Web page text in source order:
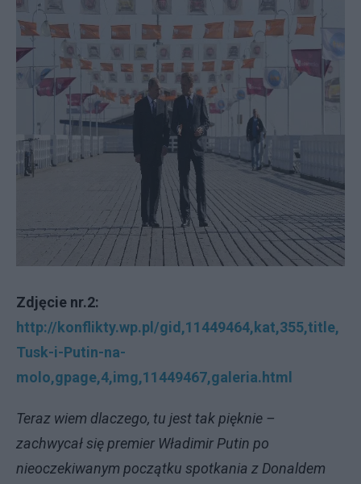
Zdjęcie nr.2:
http://konflikty.wp.pl/gid,11449464,kat,355,title,
Tusk-i-Putin-na-
molo,gpage,4,img,11449467,galeria.html
Teraz wiem dlaczego, tu jest tak pięknie –
zachwycał się premier Władimir Putin po
nieoczekiwanym początku spotkania z Donaldem